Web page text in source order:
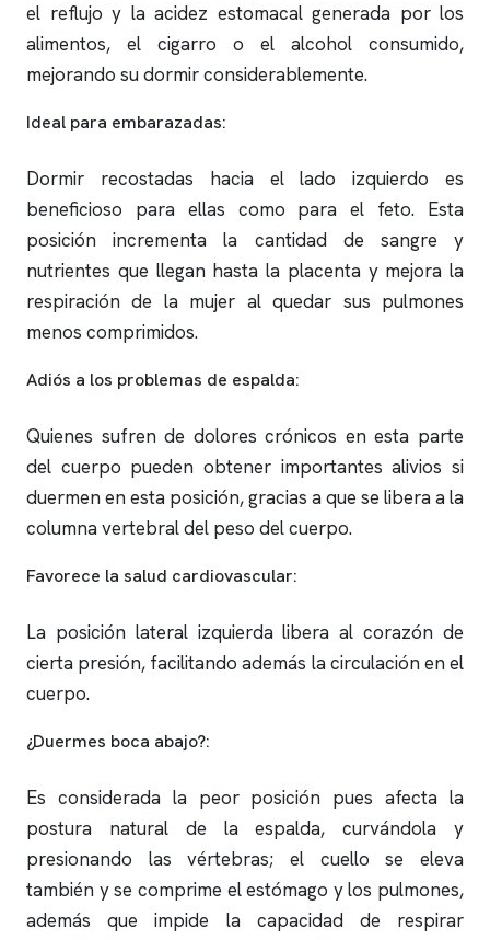
el reflujo y la acidez estomacal generada por los
alimentos, el cigarro o el alcohol consumido,
mejorando su dormir considerablemente.
Ideal para embarazadas:
Dormir recostadas hacia el lado izquierdo es
beneficioso para ellas como para el feto. Esta
posición incrementa la cantidad de sangre y
nutrientes que llegan hasta la placenta y mejora la
respiración de la mujer al quedar sus pulmones
menos comprimidos.
Adiós a los problemas de espalda:
Quienes sufren de dolores crónicos en esta parte
del cuerpo pueden obtener importantes alivios si
duermen en esta posición, gracias a que se libera a la
columna vertebral del peso del cuerpo.
Favorece la salud cardiovascular:
La posición lateral izquierda libera al corazón de
cierta presión, facilitando además la circulación en el
cuerpo.
¿Duermes boca abajo?:
Es considerada la peor posición pues afecta la
postura natural de la espalda, curvándola y
presionando las vértebras; el cuello se eleva
también y se comprime el estómago y los pulmones,
además que impide la capacidad de respirar